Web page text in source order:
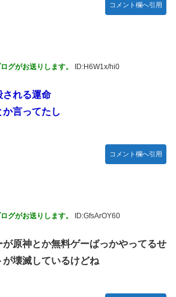
コメント欄へ引用
グがお送りします。 ID:H6W1x/hi0
される運命
言ってたし
コメント欄へ引用
グがお送りします。 ID:GfsArOY60
原神とか無料ゲーばっかやってるせ
壊滅しているけどね